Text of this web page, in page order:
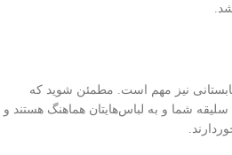
نیز مهم است. مطمئن شوید که
شما و به لباس‌هایتان هماهنگ هستند و